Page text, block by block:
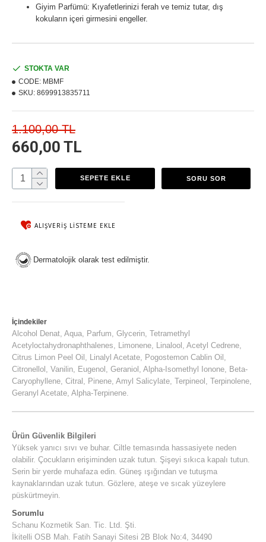
Giyim Parfümü: Kıyafetlerinizi ferah ve temiz tutar, dış
kokuların içeri girmesini engeller.
660,00 TL
1.100,00 TL
STOKTA VAR
CODE: MBMF
SKU: 8699913835711
SEPETE EKLE SORU SOR
ALIŞVERIŞ LISTEME EKLE
Dermatolojik olarak test edilmiştir.
Ürün Güvenlik Bilgileri
Yüksek yanıcı sıvı ve buhar. Ciltle temasında hassasiyete neden
olabilir. Çocukların erişiminden uzak tutun. Şişeyi sıkıca kapalı tutun.
Serin bir yerde muhafaza edin. Güneş ışığından ve tutuşma
kaynaklarından uzak tutun. Gözlere, ateşe ve sıcak yüzeylere
püskürtmeyin.
Sorumlu
Schanu Kozmetik San. Tic. Ltd. Şti.
İkitelli OSB Mah. Fatih Sanayi Sitesi 2B Blok No:4, 34490
İçindekiler
Alcohol Denat, Aqua, Parfum, Glycerin, Tetramethyl
Acetyloctahydronaphthalenes, Limonene, Linalool, Acetyl Cedrene,
Citrus Limon Peel Oil, Linalyl Acetate, Pogostemon Cablin Oil,
Citronellol, Vanilin, Eugenol, Geraniol, Alpha-Isomethyl Ionone, Beta-
Caryophyllene, Citral, Pinene, Amyl Salicylate, Terpineol, Terpinolene,
Geranyl Acetate, Alpha-Terpinene.